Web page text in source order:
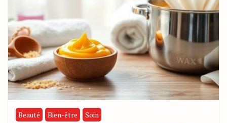
Beauté Bien-être Soin